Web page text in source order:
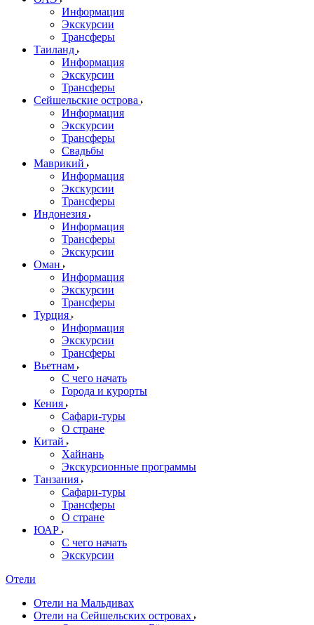
Информация
Экскурсии
Трансферы
Таиланд
Информация
Экскурсии
Трансферы
Сейшельские острова
Информация
Экскурсии
Трансферы
Свадьбы
Маврикий
Информация
Экскурсии
Трансферы
Индонезия
Информация
Трансферы
Экскурсии
Оман
Информация
Экскурсии
Трансферы
Турция
Информация
Экскурсии
Трансферы
Вьетнам
С чего начать
Города и курорты
Кения
Сафари-туры
О стране
Китай
Хайнань
Экскурсионные программы
Танзания
Сафари-туры
Трансферы
О стране
ЮАР
С чего начать
Экскурсии
Отели
Отели на Мальдивах
Отели на Сейшельских островах